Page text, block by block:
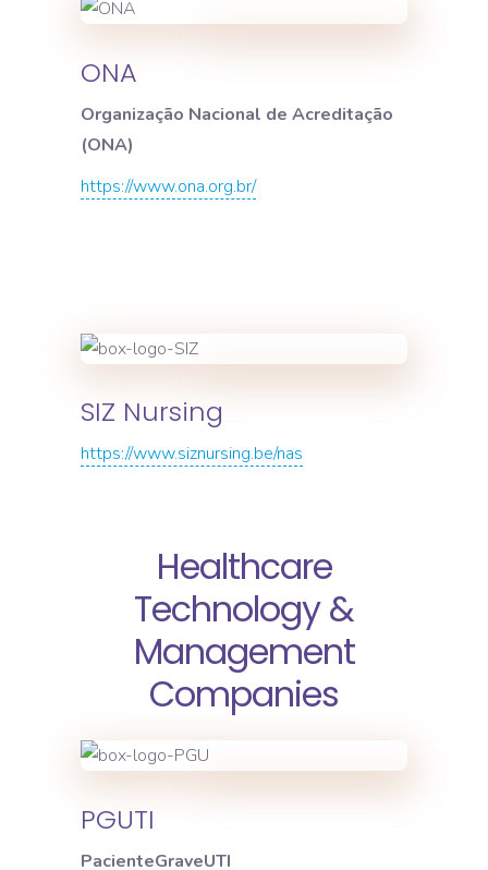
ONA
Organização Nacional de Acreditação
(ONA)
https://www.ona.org.br/
SIZ Nursing
https://www.siznursing.be/nas
Healthcare
Technology &
Management
Companies
PGUTI
PacienteGraveUTI